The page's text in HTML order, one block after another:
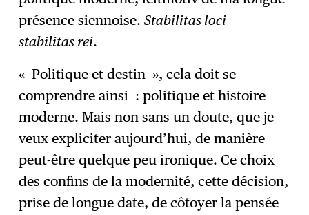
présence siennoise.Stabilitas loci –
stabilitas rei.
« Politique et destin », cela doit se
comprendre ainsi : politique et histoire
moderne. Mais non sans un doute, que je
veux expliciter aujourd’hui, de manière
peut-être quelque peu ironique. Ce choix
des confins de la modernité, cette décision,
prise de longue date, de côtoyer la pensée